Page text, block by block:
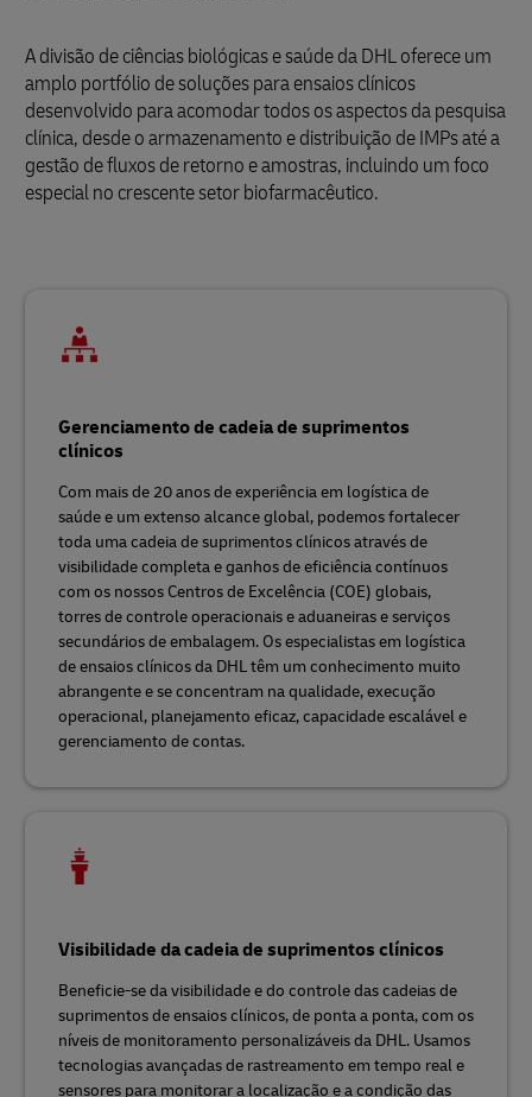
A divisão de ciências biológicas e saúde da DHL oferece um
amplo portfólio de soluções para ensaios clínicos
desenvolvido para acomodar todos os aspectos da pesquisa
clínica, desde o armazenamento e distribuição de IMPs até a
gestão de fluxos de retorno e amostras, incluindo um foco
especial no crescente setor biofarmacêutico.
Gerenciamento de cadeia de suprimentos
clínicos
Com mais de 20 anos de experiência em logística de
saúde e um extenso alcance global, podemos fortalecer
toda uma cadeia de suprimentos clínicos através de
visibilidade completa e ganhos de eficiência contínuos
com os nossos Centros de Excelência (COE) globais,
torres de controle operacionais e aduaneiras e serviços
secundários de embalagem. Os especialistas em logística
de ensaios clínicos da DHL têm um conhecimento muito
abrangente e se concentram na qualidade, execução
operacional, planejamento eficaz, capacidade escalável e
gerenciamento de contas.
Visibilidade da cadeia de suprimentos clínicos
Beneficie-se da visibilidade e do controle das cadeias de
suprimentos de ensaios clínicos, de ponta a ponta, com os
níveis de monitoramento personalizáveis da DHL. Usamos
tecnologias avançadas de rastreamento em tempo real e
sensores para monitorar a localização e a condição das